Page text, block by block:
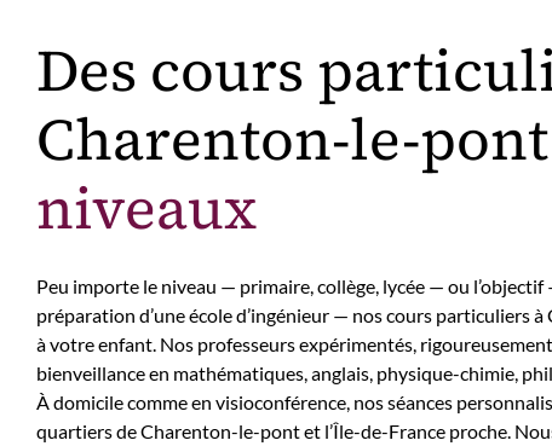
Des cours
Charenton-le-pont
niveaux
Peu importe le niveau — primaire, collège, lycée — ou l’objectif
préparation d’une école d’ingénieur — nos cours particuliers
à votre enfant. Nos professeurs expérimentés,
bienveillance en mathématiques, anglais, physique-chimie,
À domicile comme en visioconférence, nos séances
quartiers de Charenton-le-pont et l’Île-de-France proche.